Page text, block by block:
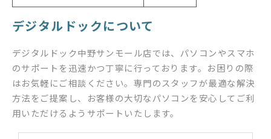
デジタルドックについて
デジタルドック中野サンモール店では、パソコンやスマホ
のサポートを迅速かつ丁寧に行っております。お困りの際
はお気軽にご相談ください。専門のスタッフが最適な解決
方法をご提案し、お客様の大切なパソコンを安心してご利
用いただけるようサポートいたします。